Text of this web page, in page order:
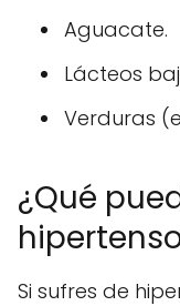
Aguacate.
Lácteos
Verduras
¿Qué
Si sufres de